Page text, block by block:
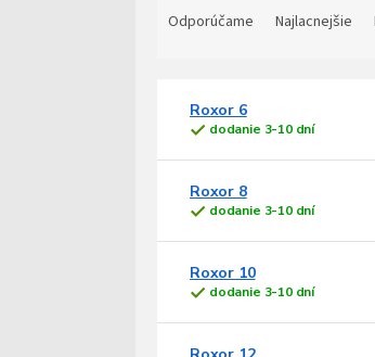
p
d
o
Odporúčame Najlacnejšie
i
k
Roxor 6
dodanie 3-10 dní
Roxor 8
dodanie 3-10 dní
Roxor 10
dodanie 3-10 dní